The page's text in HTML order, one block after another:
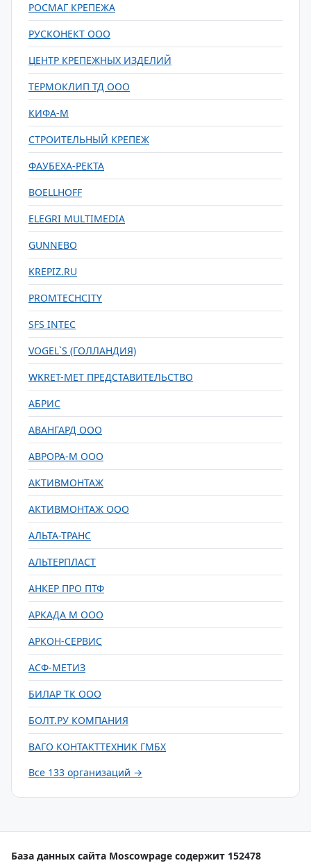
РОСМАГ КРЕПЕЖА
РУСКОНЕКТ ООО
ЦЕНТР КРЕПЕЖНЫХ ИЗДЕЛИЙ
ТЕРМОКЛИП ТД ООО
КИФА-М
СТРОИТЕЛЬНЫЙ КРЕПЕЖ
ФАУБЕХА-РЕКТА
BOELLHOFF
ELEGRI MULTIMEDIA
GUNNEBO
KREPIZ.RU
PROMTECHCITY
SFS INTEC
VOGEL`S (ГОЛЛАНДИЯ)
WKRET-MET ПРЕДСТАВИТЕЛЬСТВО
АБРИС
АВАНГАРД ООО
АВРОРА-М ООО
АКТИВМОНТАЖ
АКТИВМОНТАЖ ООО
АЛЬТА-ТРАНС
АЛЬТЕРПЛАСТ
АНКЕР ПРО ПТФ
АРКАДА М ООО
АРКОН-СЕРВИС
АСФ-МЕТИЗ
БИЛАР ТК ООО
БОЛТ.РУ КОМПАНИЯ
ВАГО КОНТАКТТЕХНИК ГМБХ
Все 133 организаций →
База данных сайта Moscowpage содержит 152478